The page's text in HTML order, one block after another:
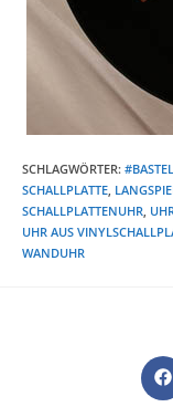
SCHLAGWÖRTER:
SCHALLPLATTE,
SCHALLPLATTENUHR,
UHR AUS
WANDUHR